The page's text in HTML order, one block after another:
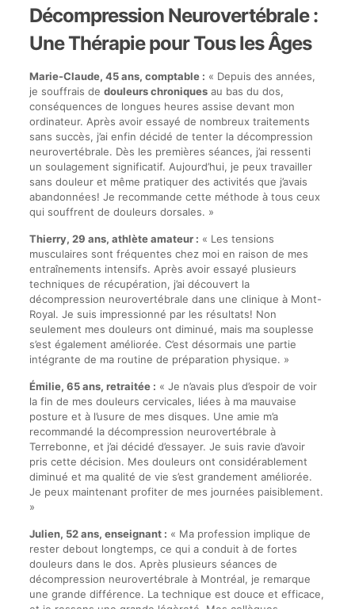
Décompression Neurovertébrale :
Une Thérapie pour Tous les Âges
Marie-Claude, 45 ans, comptable : « Depuis des années,
je souffrais de douleurs chroniquesau bas du dos,
conséquences de longues heures assise devant mon
ordinateur. Après avoir essayé de nombreux traitements
sans succès, j’ai enfin décidé de tenter la décompression
neurovertébrale. Dès les premières séances, j’ai ressenti
un soulagement significatif. Aujourd’hui, je peux travailler
sans douleur et même pratiquer des activités que j’avais
abandonnées! Je recommande cette méthode à tous ceux
qui souffrent de douleurs dorsales. »
Thierry, 29 ans, athlète amateur : « Les tensions
musculaires sont fréquentes chez moi en raison de mes
entraînements intensifs. Après avoir essayé plusieurs
techniques de récupération, j’ai découvert la
décompression neurovertébrale dans une clinique à Mont-
Royal. Je suis impressionné par les résultats! Non
seulement mes douleurs ont diminué, mais ma souplesse
s’est également améliorée. C’est désormais une partie
intégrante de ma routine de préparation physique. »
Émilie, 65 ans, retraitée : « Je n’avais plus d’espoir de voir
la fin de mes douleurs cervicales, liées à ma mauvaise
posture et à l’usure de mes disques. Une amie m’a
recommandé la décompression neurovertébrale à
Terrebonne, et j’ai décidé d’essayer. Je suis ravie d’avoir
pris cette décision. Mes douleurs ont considérablement
diminué et ma qualité de vie s’est grandement améliorée.
Je peux maintenant profiter de mes journées paisiblement.
»
Julien, 52 ans, enseignant : « Ma profession implique de
rester debout longtemps, ce qui a conduit à de fortes
douleurs dans le dos. Après plusieurs séances de
décompression neurovertébrale à Montréal, je remarque
une grande différence. La technique est douce et efficace,